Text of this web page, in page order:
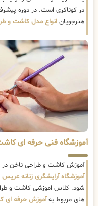
در کوناکری است. در دوره
هنرجویان انواع مدل کاشت و
آموزشگاه فنی حرفه ای
آموزش کاشت و طراحی ناخن در
آموزشگاه آرایشگری زنانه عریس
شود. کلاس اموزشی کاشت و
های مربوط بهآموزش حرفه ای